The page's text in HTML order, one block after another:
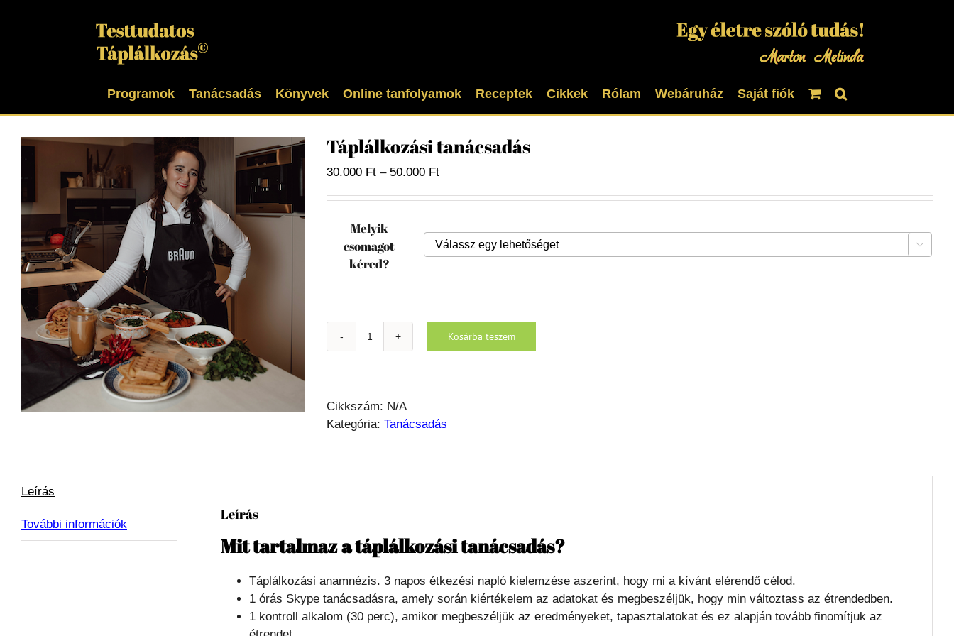
Programok Tanácsadás Könyvek Online tanfolyamok Receptek Cikkek Rólam Webáruház Saját fiók
Táplálkozási tanácsadás
30.000 Ft – 50.000 FtÁrtartomány:
Melyik
csomagot
kéred?

Táplálkozási
Kosárba teszem
Cikkszám: N/A
Kategória: Tanácsadás
Leírás
További információk
Leírás
Mit tartalmaz a táplálkozási tanácsadás?
Táplálkozási anamnézis. 3 napos étkezési napló kielemzése aszerint, hogy mi a kívánt elérendő célod.
1 órás Skype tanácsadásra, amely során kiértékelem az adatokat és megbeszéljük, hogy min változtass az étrendedben.
1 kontroll alkalom (30 perc), amikor megbeszéljük az eredményeket, tapasztalatokat és ez alapján tovább finomítjuk az